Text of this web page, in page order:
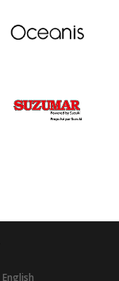
English